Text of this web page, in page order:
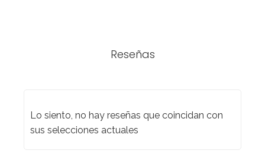
Reseñas
Lo siento, no hay reseñas que coincidan con
sus selecciones actuales